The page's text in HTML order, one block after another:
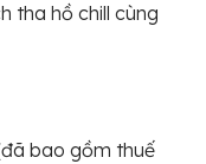
tha hồ chill cùng
bao gồm thuế